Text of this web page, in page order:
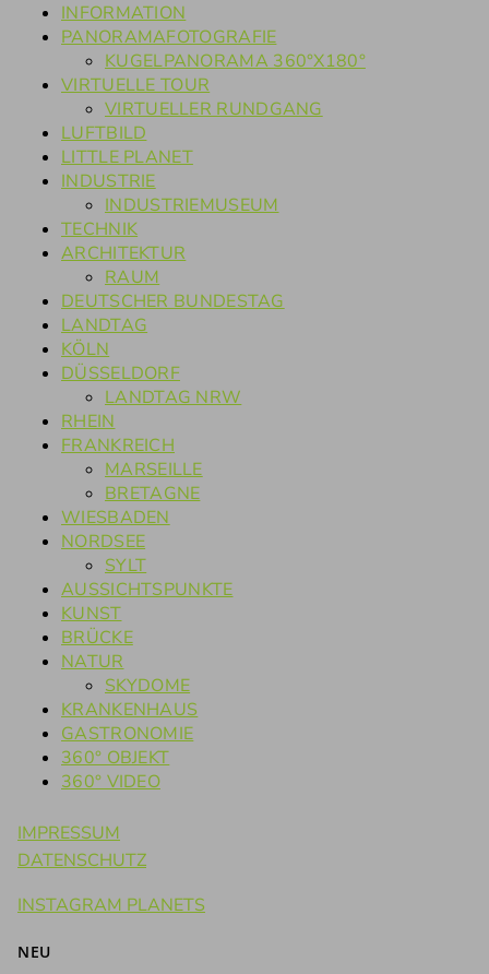
INFORMATION
PANORAMAFOTOGRAFIE
KUGELPANORAMA 360°X180°
VIRTUELLE TOUR
VIRTUELLER RUNDGANG
LUFTBILD
LITTLE PLANET
INDUSTRIE
INDUSTRIEMUSEUM
TECHNIK
ARCHITEKTUR
RAUM
DEUTSCHER BUNDESTAG
LANDTAG
KÖLN
DÜSSELDORF
LANDTAG NRW
RHEIN
FRANKREICH
MARSEILLE
BRETAGNE
WIESBADEN
NORDSEE
SYLT
AUSSICHTSPUNKTE
KUNST
BRÜCKE
NATUR
SKYDOME
KRANKENHAUS
GASTRONOMIE
360° OBJEKT
360° VIDEO
IMPRESSUM
DATENSCHUTZ
INSTAGRAM PLANETS
NEU